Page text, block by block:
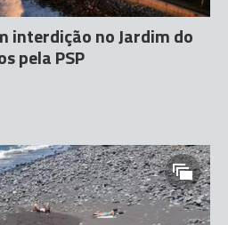
interdição no Jardim do
pela PSP